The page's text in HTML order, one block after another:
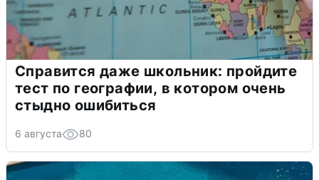
Справится даже школьник: пройдите
тест по географии, в котором очень
стыдно ошибиться
6 августа 80